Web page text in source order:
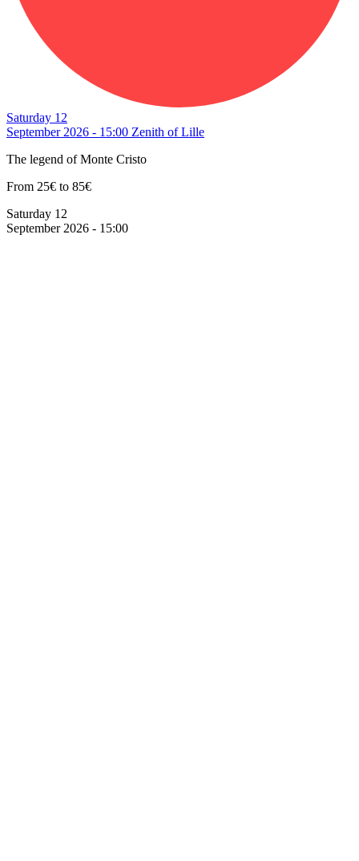
Saturday 12
September 2026 - 15:00 Zenith of Lille
The legend of Monte Cristo
From 25€ to 85€
Saturday 12
September 2026 - 15:00